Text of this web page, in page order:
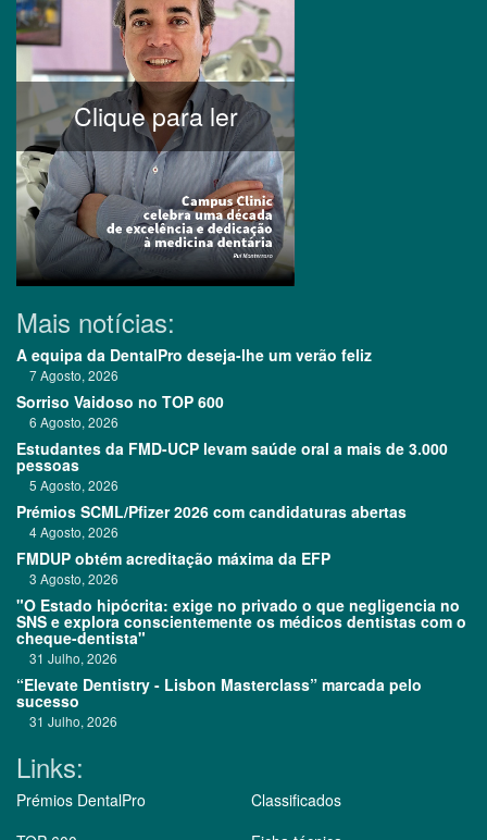
Clique para ler
Mais notícias:
A equipa da DentalPro deseja-lhe um verão feliz
7 Agosto, 2026
Sorriso Vaidoso no TOP 600
6 Agosto, 2026
Estudantes da FMD-UCP levam saúde oral a mais de 3.000
pessoas
5 Agosto, 2026
Prémios SCML/Pfizer 2026 com candidaturas abertas
4 Agosto, 2026
FMDUP obtém acreditação máxima da EFP
3 Agosto, 2026
"O Estado hipócrita: exige no privado o que negligencia no
SNS e explora conscientemente os médicos dentistas com o
cheque-dentista"
31 Julho, 2026
“Elevate Dentistry - Lisbon Masterclass” marcada pelo
sucesso
31 Julho, 2026
Links:
Prémios DentalPro
Classificados